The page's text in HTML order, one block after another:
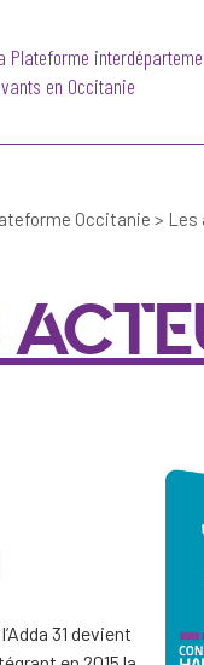
Plateforme
en Occitanie
Occitanie > Les
31 devient